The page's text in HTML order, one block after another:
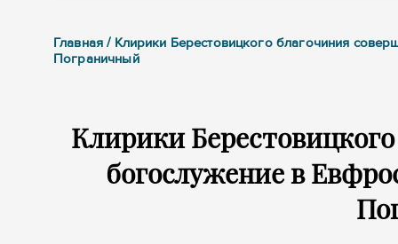
Главная / Клирики Берестовицкого благочиния
Пограничный
Клирики
богослужение в